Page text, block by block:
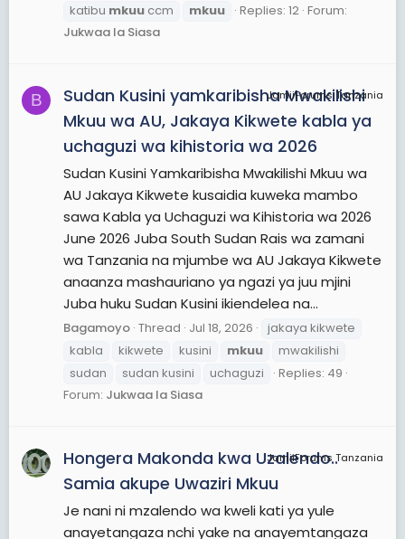
katibu mkuu ccm mkuu Replies: 12 Forum:
Jukwaa la Siasa
B JamiiForums Tanzania
Sudan Kusini yamkaribisha Mwakilishi
Mkuu wa AU, Jakaya Kikwete kabla ya
uchaguzi wa kihistoria wa 2026
Sudan Kusini Yamkaribisha Mwakilishi Mkuu wa
AU Jakaya Kikwete kusaidia kuweka mambo
sawa Kabla ya Uchaguzi wa Kihistoria wa 2026
June 2026 Juba South Sudan Rais wa zamani
wa Tanzania na mjumbe wa AU Jakaya Kikwete
anaanza mashauriano ya ngazi ya juu mjini
Juba huku Sudan Kusini ikiendelea na...
Bagamoyo Thread Jul 18, 2026
jakaya kikwete
kabla
kikwete kusini mkuu
mwakilishi
sudan
sudan kusini uchaguzi
Replies: 49
Forum: Jukwaa la Siasa
JamiiForums Tanzania
Hongera Makonda kwa Uzalendo..
Samia akupe Uwaziri Mkuu
Je nani ni mzalendo wa kweli kati ya yule
anayetangaza nchi yake na anayemtangaza